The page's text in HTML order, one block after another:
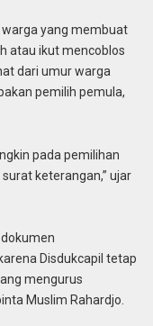
yang membuat
atau ikut mencoblos
dari umur warga
pemilih pemula,
pada pemilihan
keterangan,” ujar
Disdukcapil tetap
mengurus
Muslim Rahardjo.